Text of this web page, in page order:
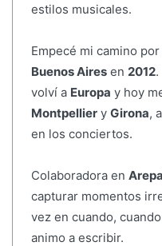
estilos musicales.
Empecé mi camino
Buenos Airesen 2012.
volví a Europa y hoy
Montpelliery Girona,
en los conciertos.
Colaboradora en
capturar momentos
vez en cuando,
animo a escribir.